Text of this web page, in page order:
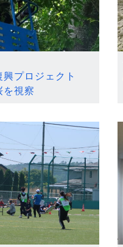
興プロジェクト
を視察